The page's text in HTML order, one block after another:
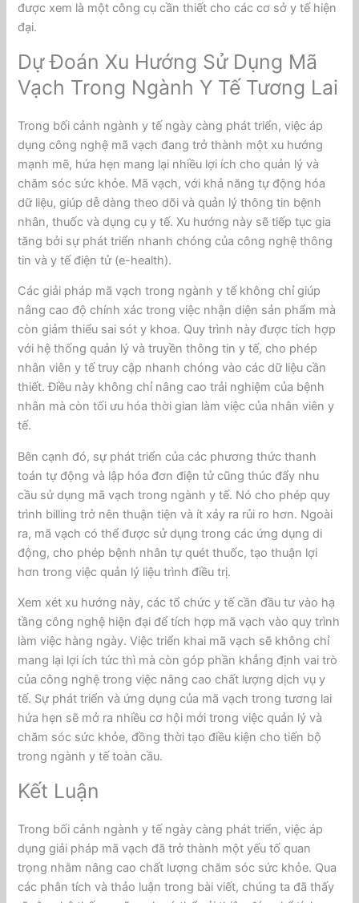
được xem là một công cụ cần thiết cho các cơ sở y tế hiện
đại.
Dự Đoán Xu Hướng Sử Dụng Mã
Vạch Trong Ngành Y Tế Tương Lai
Trong bối cảnh ngành y tế ngày càng phát triển, việc áp
dụng công nghệ mã vạch đang trở thành một xu hướng
mạnh mẽ, hứa hẹn mang lại nhiều lợi ích cho quản lý và
chăm sóc sức khỏe. Mã vạch, với khả năng tự động hóa
dữ liệu, giúp dễ dàng theo dõi và quản lý thông tin bệnh
nhân, thuốc và dụng cụ y tế. Xu hướng này sẽ tiếp tục gia
tăng bởi sự phát triển nhanh chóng của công nghệ thông
tin và y tế điện tử (e-health).
Các giải pháp mã vạch trong ngành y tế không chỉ giúp
nâng cao độ chính xác trong việc nhận diện sản phẩm mà
còn giảm thiểu sai sót y khoa. Quy trình này được tích hợp
với hệ thống quản lý và truyền thông tin y tế, cho phép
nhân viên y tế truy cập nhanh chóng vào các dữ liệu cần
thiết. Điều này không chỉ nâng cao trải nghiệm của bệnh
nhân mà còn tối ưu hóa thời gian làm việc của nhân viên y
tế.
Bên cạnh đó, sự phát triển của các phương thức thanh
toán tự động và lập hóa đơn điện tử cũng thúc đẩy nhu
cầu sử dụng mã vạch trong ngành y tế. Nó cho phép quy
trình billing trở nên thuận tiện và ít xảy ra rủi ro hơn. Ngoài
ra, mã vạch có thể được sử dụng trong các ứng dụng di
động, cho phép bệnh nhân tự quét thuốc, tạo thuận lợi
hơn trong việc quản lý liệu trình điều trị.
Xem xét xu hướng này, các tổ chức y tế cần đầu tư vào hạ
tầng công nghệ hiện đại để tích hợp mã vạch vào quy trình
làm việc hàng ngày. Việc triển khai mã vạch sẽ không chỉ
mang lại lợi ích tức thì mà còn góp phần khẳng định vai trò
của công nghệ trong việc nâng cao chất lượng dịch vụ y
tế. Sự phát triển và ứng dụng của mã vạch trong tương lai
hứa hẹn sẽ mở ra nhiều cơ hội mới trong việc quản lý và
chăm sóc sức khỏe, đồng thời tạo điều kiện cho tiến bộ
trong ngành y tế toàn cầu.
Kết Luận
Trong bối cảnh ngành y tế ngày càng phát triển, việc áp
dụng giải pháp mã vạch đã trở thành một yếu tố quan
trọng nhằm nâng cao chất lượng chăm sóc sức khỏe. Qua
các phân tích và thảo luận trong bài viết, chúng ta đã thấy